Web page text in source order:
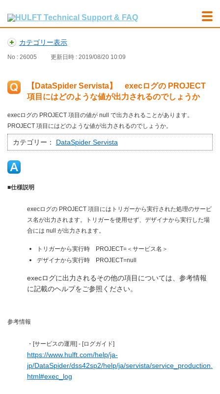
カテゴリー表示
No : 26005 更新日時 : 2019/08/20 10:09
【DataSpider Servista】 execログの PROJECT
項目にはどのような値が出力されるのでしょうか
execログの PROJECT 項目の値が null で出力されることがあります。
PROJECT 項目にはどのような値が出力されるのでしょうか。
カテゴリー： DataSpider Servista
■仕様説明
execログの PROJECT 項目にはトリガーから実行された処理のサービ
ス名が出力されます。トリガーを使用せず、デザイナから実行した場
合には null が出力されます。
トリガーから実行時 PROJECT=＜サービス名＞
デザイナから実行時 PROJECT=null
execログに出力されるその他の項目については、参考情報
に記載のヘルプをご参照ください。
参考情報
・[サービスの運用] - [ログガイド]
https://www.hulft.com/help/ja-
jp/DataSpider/dss42sp2/help/ja/servista/service_production.
html#exec_log